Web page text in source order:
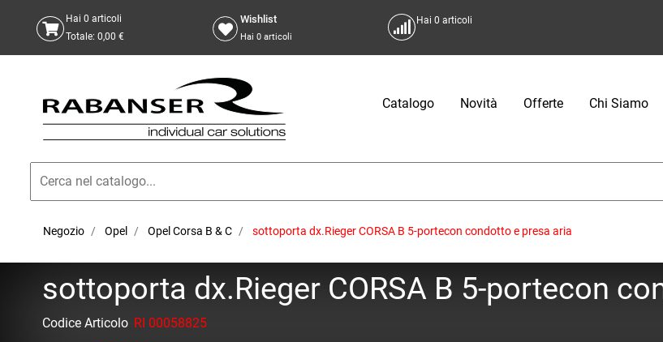
Hai 0 articoli
Totale: 0,00 €
Wishlist
Hai 0 articoli
Hai0 articoli
Catalogo Novità Offerte Chi Siamo
Negozio Opel Opel Corsa B & C sottoporta dx.Rieger CORSA B 5-portecon condotto e presa aria
sottoporta dx.Rieger CORSA B 5-portecon
Codice Articolo RI 00058825